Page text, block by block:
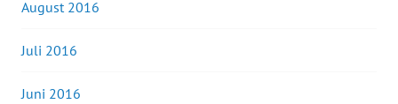
August 2016
Juli 2016
Juni 2016